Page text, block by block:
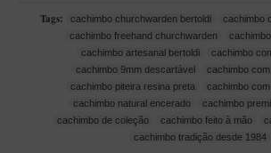
Cachimbos Mini
Elite Nº 2
Elite Polido
Giovanni Encerado
Tags: cachimbo churchwarden bertoldi
cachimbo
cachimbo freehand churchwarden
cachimbo artesanal bertoldi
cachimbo
cachimbo 9mm descartável
cachimbo
cachimbo piteira resina preta
cachimbo
cachimbo natural encerado
cachimbo
cachimbo de coleção
cachimbo feito à mão
cachimbo tradição desde 1984